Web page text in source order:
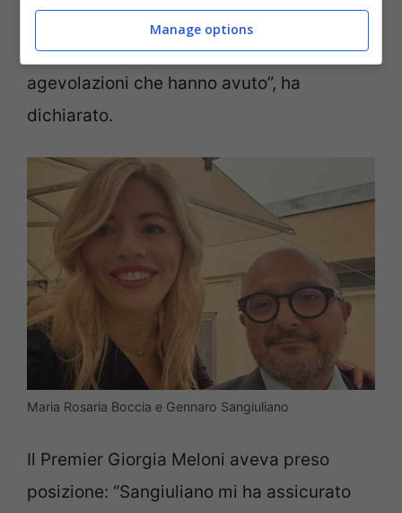
sulle pagine de La Stampa. “Ci sono alcune
persone che ricattano il ministro per delle
agevolazioni che hanno avuto”, ha
dichiarato.
Maria Rosaria Boccia e Gennaro Sangiuliano
Il Premier Giorgia Meloni aveva preso
posizione: “Sangiuliano mi ha assicurato
Manage options